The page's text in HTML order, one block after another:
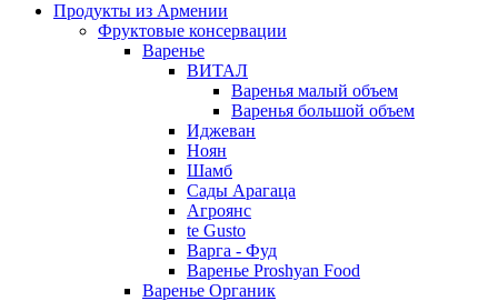
Продукты из Армении
Фруктовые консервации
Варенье
ВИТАЛ
Варенья малый объем
Варенья большой объем
Иджеван
Ноян
Шамб
Сады Арагаца
Агроянс
te Gusto
Варга - Фуд
Варенье Proshyan Food
Варенье Органик